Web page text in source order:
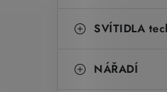
SVÍTIDLA
NÁŘADÍ